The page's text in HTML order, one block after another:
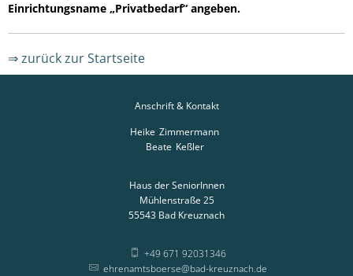
Einrichtungsname „Privatbedarf“ angeben.
⇒ zurück zur Startseite
Anschrift & Kontakt
Heike Zimmermann
Beate Keßler
Haus der SeniorInnen
Mühlenstraße 25
55543 Bad Kreuznach
+49 671 92031346
ehrenamtsboerse@bad-kreuznach.de